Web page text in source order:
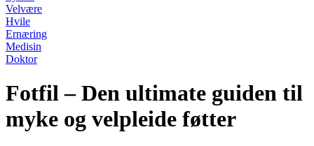
Velvære
Hvile
Ernæring
Medisin
Doktor
Fotfil – Den ultimate guiden til
myke og velpleide føtter